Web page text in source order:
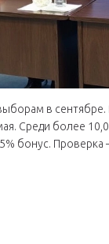
в
Среди более
бонус. Проверка